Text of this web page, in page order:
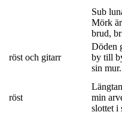
Sub
Mörk
brud,
röst och gitarr
Döden
by till
sin
röst
min
slottet i